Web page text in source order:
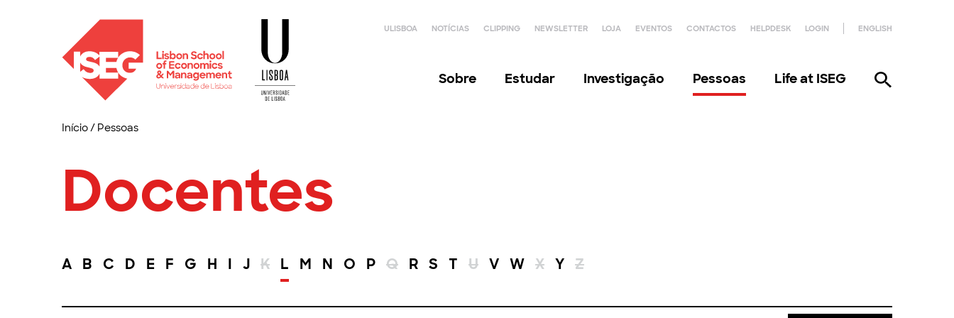
ULISBOA NOTÍCIAS CLIPPING NEWSLETTER LOJA EVENTOS CONTACTOS HELPDESK LOGIN ENGLISH
Sobre Estudar Investigação Pessoas Life at ISEG
Início/ Pessoas
Docentes
A B C D E F G H I J K L M N O P Q R S T U V W X Y Z